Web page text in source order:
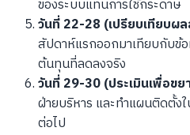
ของระบบแทนการใช้กระดาษ
วันที่ 22-28 (เปรียบเทียบผ
สัปดาห์แรกออกมาเทียบกับข้
ต้นทุนที่ลดลงจริง
วันที่ 29-30 (ประเมินเพื่อข
ฝ่ายบริหาร และทำแผนติดตั้ง
ต่อไป